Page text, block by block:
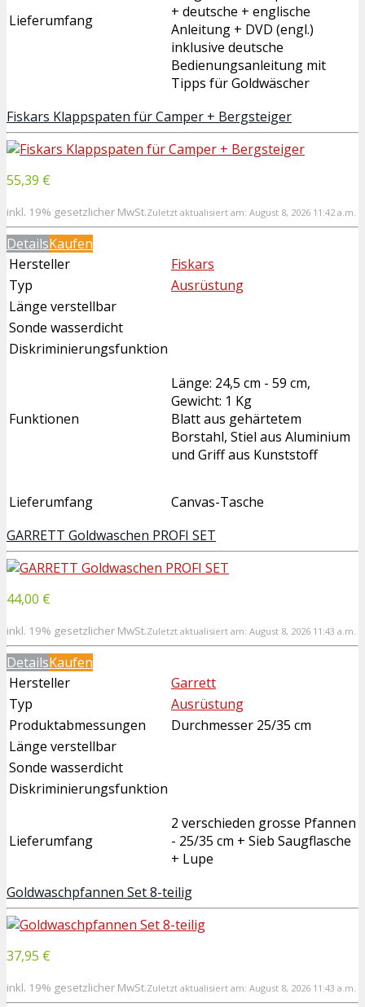
Lieferumfang
+ deutsche + englische
Anleitung + DVD (engl.)
inklusive deutsche
Bedienungsanleitung mit
Tipps für Goldwäscher
Fiskars Klappspaten für Camper + Bergsteiger
55,39 €
inkl. 19% gesetzlicher MwSt.Zuletzt aktualisiert am: August 8, 2026 11:42 a.m.
DetailsKaufen
Hersteller
Fiskars
Typ
Ausrüstung
Länge verstellbar
Sonde wasserdicht
Diskriminierungsfunktion
Funktionen
Länge: 24,5 cm - 59 cm,
Gewicht: 1 Kg
Blatt aus gehärtetem
Borstahl, Stiel aus Aluminium
und Griff aus Kunststoff
Lieferumfang
Canvas-Tasche
GARRETT Goldwaschen PROFI SET
44,00 €
inkl. 19% gesetzlicher MwSt.Zuletzt aktualisiert am: August 8, 2026 11:43 a.m.
DetailsKaufen
Hersteller
Garrett
Typ
Ausrüstung
Produktabmessungen
Durchmesser 25/35 cm
Länge verstellbar
Sonde wasserdicht
Diskriminierungsfunktion
Lieferumfang
2 verschieden grosse Pfannen
- 25/35 cm + Sieb Saugflasche
+ Lupe
Goldwaschpfannen Set 8-teilig
37,95 €
inkl. 19% gesetzlicher MwSt.Zuletzt aktualisiert am: August 8, 2026 11:43 a.m.